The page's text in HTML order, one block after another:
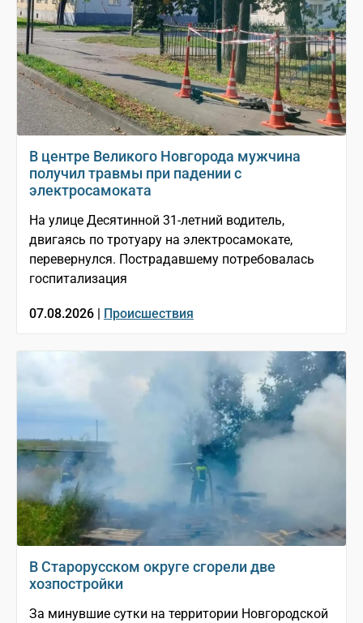
В центре Великого Новгорода мужчина
получил травмы при падении с
электросамоката
На улице Десятинной 31-летний водитель,
двигаясь по тротуару на электросамокате,
перевернулся. Пострадавшему потребовалась
госпитализация
07.08.2026 | Происшествия
В Старорусском округе сгорели две
хозпостройки
За минувшие сутки на территории Новгородской